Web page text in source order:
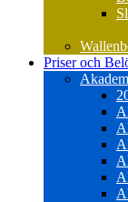
Priser och